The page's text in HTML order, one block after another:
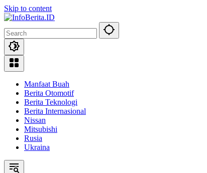
Skip to content
Manfaat Buah
Berita Otomotif
Berita Teknologi
Berita Internasional
Nissan
Mitsubishi
Rusia
Ukraina